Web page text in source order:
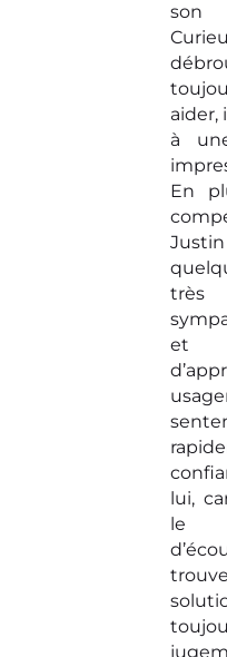
son
aider,
à
En
très
et
lui,
le